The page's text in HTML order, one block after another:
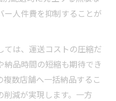
ー人件費を抑制することが
ては、運送コストの圧縮だ
納品時間の短縮も期待でき
数店舗へ一括納品するこ
削減が実現します。一方